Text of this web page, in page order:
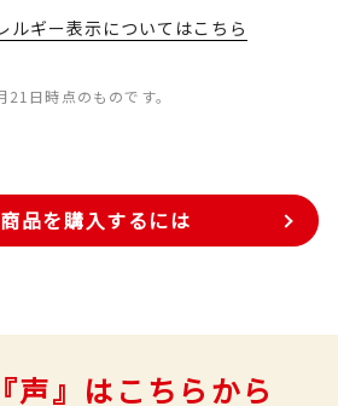
ルギー表示についてはこちら
日時点のものです。
品を購入するには
声』はこちらから